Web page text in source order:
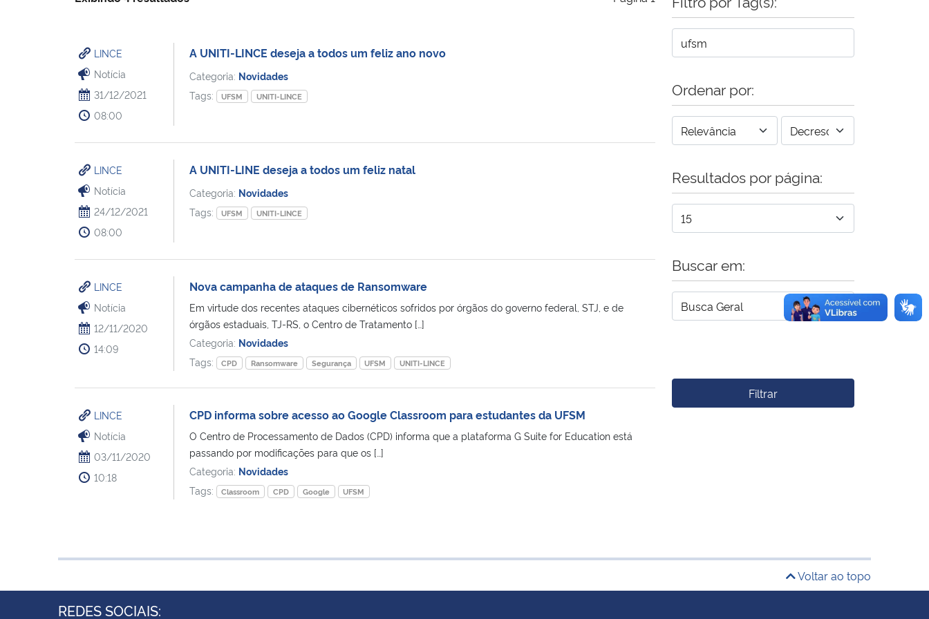
LINCE
Notícia
31/12/2021
08:00
A UNITI-LINCE deseja a todos um feliz ano novo
Categoria: Novidades
Tags:
UFSM UNITI-LINCE
LINCE
Notícia
24/12/2021
08:00
A UNITI-LINE deseja a todos um feliz natal
Categoria: Novidades
Tags:
UFSM UNITI-LINCE
LINCE
Notícia
12/11/2020
14:09
Nova campanha de ataques de Ransomware
Em virtude dos recentes ataques cibernéticos sofridos por órgãos do governo federal, STJ, e de
órgãos estaduais, TJ-RS, o Centro de Tratamento […]
Categoria: Novidades
Tags:
CPD Ransomware Segurança UFSM UNITI-LINCE
LINCE
Notícia
03/11/2020
10:18
CPD informa sobre acesso ao Google Classroom para estudantes da UFSM
O Centro de Processamento de Dados (CPD) informa que a plataforma G Suite for Education está
passando por modificações para que os […]
Categoria: Novidades
Tags:
Classroom CPD Google UFSM
Ordenar por:
Resultados por página:
Buscar em:
Filtrar
Voltar ao topo
REDES SOCIAIS: